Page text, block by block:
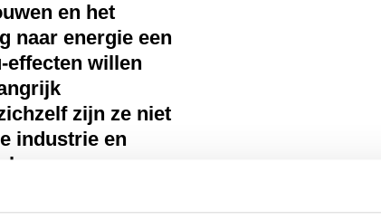
en het
naar energie een
willen
zijn ze niet
industrie en